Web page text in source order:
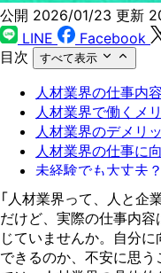
公開 2026/01/23 更新
LINE
Facebook
目次
すべて表示
人材業界の仕事内
人材業界で働くメ
人材業界のデメリ
人材業界の仕事に
未経験でも大丈夫
自分に合った優良
人材業界への転職
「人材業界って、人と企
だけど、実際の仕事内
じていませんか。自分
できるのか、不安に思